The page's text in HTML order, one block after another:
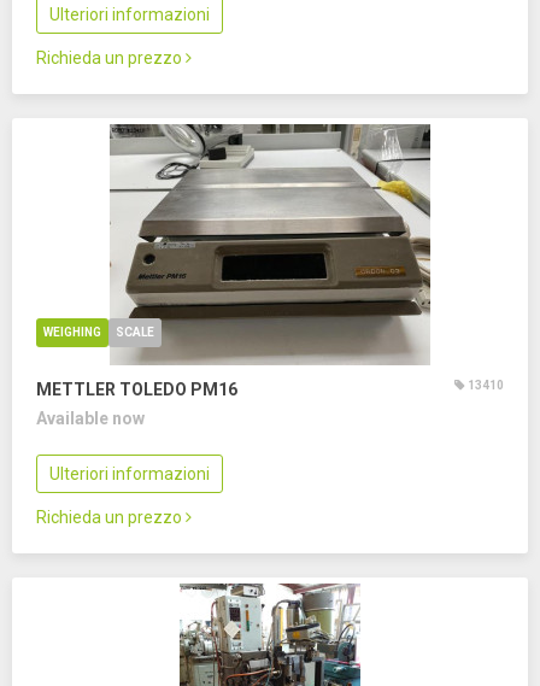
Ulteriori informazioni
Richieda un prezzo
WEIGHING SCALE
METTLER TOLEDO PM16 13410
Available now
Ulteriori informazioni
Richieda un prezzo